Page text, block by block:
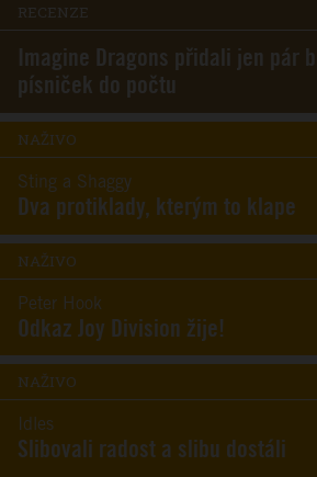
RECENZE
Imagine Dragons přidali jen pár
písniček do počtu
NAŽIVO
Sting a Shaggy
Dva protiklady, kterým to klape
NAŽIVO
Peter Hook
Odkaz Joy Division žije!
NAŽIVO
Idles
Slibovali radost a slibu dostáli